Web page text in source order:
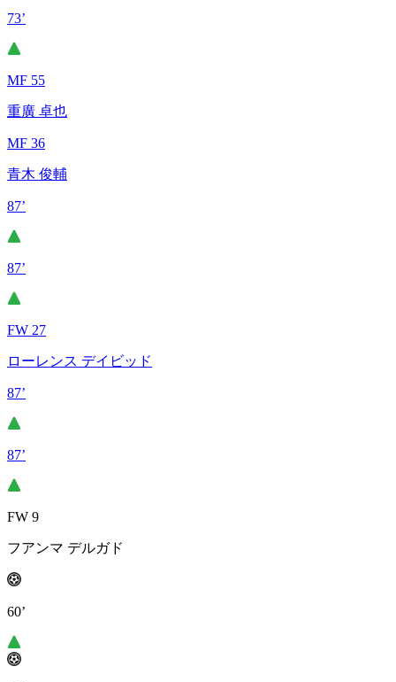
73’
MF 55
重廣 卓也
MF 36
青木 俊輔
87’
87’
FW 27
ローレンス デイビッド
87’
87’
FW 9
フアンマ デルガド
60’